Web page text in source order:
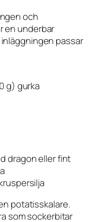
och
en underbar
passar
g) gurka
dragon eller fint
potatisskalare.
som sockerbitar